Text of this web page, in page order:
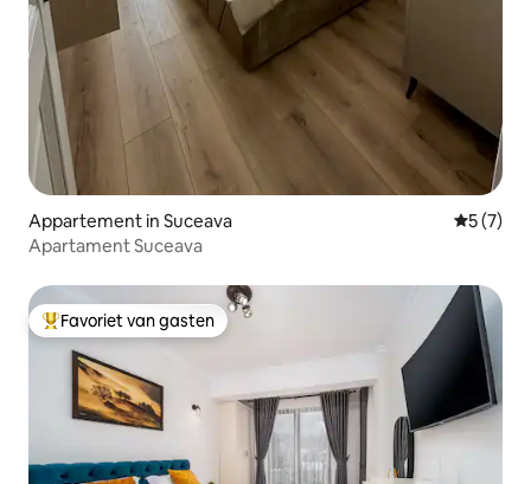
Appartement in Suceava
5 (7)
Apartament Suceava
Topfavoriet van gasten
Favoriet van gasten